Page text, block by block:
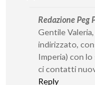
Redazione Peg
Gentile
indirizzato,
Imperia) con
ci contatti
Reply